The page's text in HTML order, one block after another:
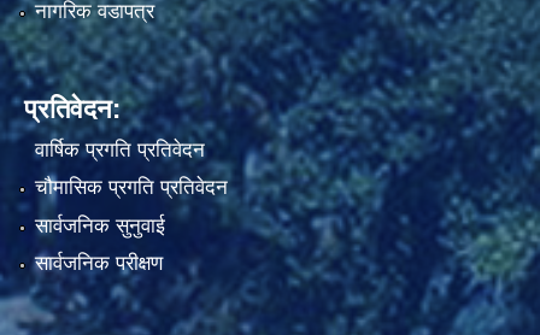
नागरिक वडापत्र
प्रतिवेदन:
वार्षिक प्रगति प्रतिवेदन
चौमासिक प्रगति प्रतिवेदन
सार्वजनिक सुनुवाई
सार्वजनिक परीक्षण